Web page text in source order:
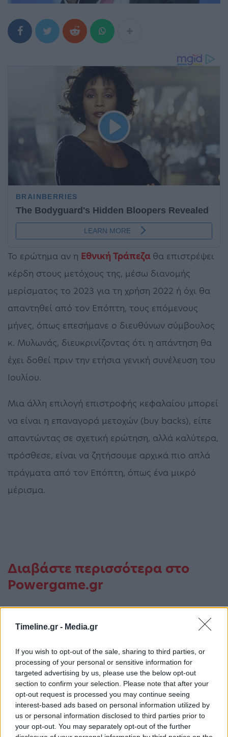
Timeline.gr - Media.gr
If you wish to opt-out of the sale, sharing to third parties, or
processing of your personal or sensitive information for
targeted advertising by us, please use the below opt-out
section to confirm your selection. Please note that after your
opt-out request is processed you may continue seeing
interest-based ads based on personal information utilized by
us or personal information disclosed to third parties prior to
your opt-out. You may separately opt-out of the further
Το ερώτημα αν η Εθνική Τράπεζα θα επιστρέψει
κέρδη στους μετόχους της, μέσω διανομής
μερίσματος το 2023 για τη χρήση 2022 ή όχι θα
απαντηθεί από τον Επόπτη, τους επόμενους
μήνες, όπως επεσήμανε ο διευθύνων σύμβουλος
κ. Μυλωνάς, διευκρινίζοντας ότι η απάντηση θα
έχει δοθεί πριν την ετήσια γενική συνέλευση του
Ιουλίου.
Μια άλλη επιλογή επιστροφής κεφαλαίου μπορεί
να είναι η επαναγορά μετοχών (buy backs), είπε
απαντώντας σε σχετική ερώτηση, αλλά καλύτερα,
πρόσθεσε, είναι να ζητήσουμε αρχικά πιο απλά
πράγματα από τον Επόπτη, όπως ένα μικρό
μέρισμα.
Διαβάστε περισσότερα στο
Powergame.gr
Εθνική Τράπεζα
ΠΡΟΗΓΟΎΜΕΝΟ ΆΡΘΡΟ
Η Κομισιόν πρότεινε τη
μεταρρύθμιση της
ευρωπαϊκής αγοράς
ηλεκτρικής ενέργειας
ΕΠΌΜΕΝΟ ΆΡΘΡΟ
Σταθερά ανοδική πορεία
των ελληνικών
επιστημονικών
δημοσιεύσεων στον
τομέα της Τεχνητής